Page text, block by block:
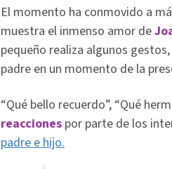
El momento ha conmovido a
muestra el inmenso amor de
pequeño realiza algunos
padre en un momento de la
“Qué bello recuerdo”, “Qué
reacciones por parte de los
padre e hijo.